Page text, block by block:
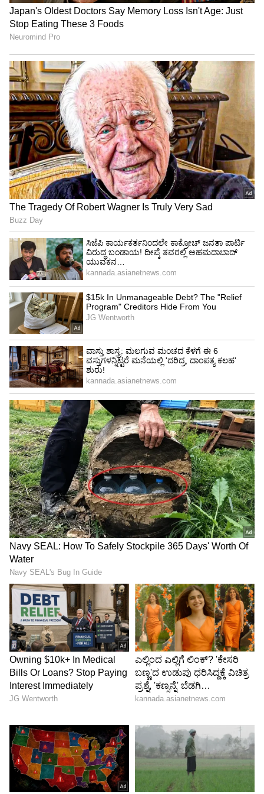
2035ರ ವೇಳೆಗೆ ಗರಿಷ್ಠ ವಿದ್ಯುತ್ ಬೇಡಿಕೆ 38 ಗಿಗಾವ್ಯಾಟ್
(GW) ತಲುಪುವ ನಿರೀಕ್ಷೆಯಿರುವುದರಿಂದ ಇದಕ್ಕೆ ತಕ್ಕಂತೆ
ಉತ್ಪಾದನಾ ಸಾಮರ್ಥ್ಯವನ್ನು ಹೆಚ್ಚಿಸುವ ಯೋಜನೆ ಜೊತೆಗೆ
ಅಗತ್ಯವಾದ ಹಣಕಾಸು ನಕ್ಷೆ (Financing
Roadmap)ಸಿದ್ಧಪಡಿಸಬೇಕು ಎಂದು ಸಲಹೆ ನೀಡಿದರು.
ಮೀಟರ್‌ಗಳು ಹಾಗೂ ವಿದ್ಯುತ್ ವಿತರಣಾ ವ್ಯವಸ್ಥೆಯ
ಆಧುನೀಕರಣಕ್ಕಾಗಿ ಕೇಂದ್ರ ಸರ್ಕಾರದ ನೆರವು ಪಡೆಯುವ
ಉದ್ದೇಶದಿಂದ ಪರಿಷ್ಕೃತ ವಿತರಣಾ ವಲಯ ಯೋಜನೆ
(RDSS) ಯನ್ನು ವೇಗವಾಗಿ ಅನುಷ್ಠಾನಗೊಳಿಸಬೇಕು.
ಸ್ಮಾರ್ಟ್ ಮೀಟರ್‌ಗಳನ್ನು ಪಾರದರ್ಶಕವಾಗಿ ಹಾಗೂ ನಿಗದಿತ
ಸಮಯದಲ್ಲಿ ಅಳವಡಿಸಬೇಕು.
ರಾಜ್ಯದಲ್ಲಿ ವೇಗವಾಗಿ ಹೆಚ್ಚುತ್ತಿರುವ ನವೀಕರಿಸಬಹುದಾದ
ಇಂಧನ ಸಾಮರ್ಥ್ಯವನ್ನು ಸಮರ್ಪಕವಾಗಿ ನಿಭಾಯಿಸಲು
ರಾಜ್ಯದ ವಿದ್ಯುತ್ ಜಾಲ ಮೂಲಸೌಕರ್ಯವನ್ನು ಮತ್ತಷ್ಟು
ಬಲಪಡಿಸಬೇಕು ಎಂದರು. ವಿದ್ಯುತ್ ಪ್ರಸರಣ ಯೋಜನೆಗಳಿಗೆ
ಇರುವ ತಾಂತ್ರಿಕ ಸಮಸ್ಯೆಗಳನ್ನು ಶೀರ್ಘವಾಗಿ
ಬಗೆಹರಿಸಿಕೊಳ್ಳಿ. ಭೂಸ್ವಾಧೀನ, ಹಕ್ಕುಮಾರ್ಗ (Right of
Way) ಹಾಗೂ ಕಾನೂನುಬದ್ಧ ಅನುಮತಿಗಳಿಗೆ ಸಂಬಂಧಿಸಿದ
ಸಮಸ್ಯೆಗಳನ್ನು ಶೀಘ್ರ ಪರಿಹರಿಸಿ ಯೋಜನೆಗಳನ್ನು
ವೇಗಗೊಳಿಸಬೇಕು ಎಂದರು.
"ರಾಜಕೀಯ ಬೇಡ, ಸಿನಿಮಾನೇ ಪ್ರಾಣ":
ಕನಕೋತ್ಸವದಲ್ಲಿ ರಿಷಬ್ ಶೆಟ್ಟಿ | Rishab
Shetty speech | Suvarna News
ಶೇ.50 ರಿಂದ ಶೇ.18 ಕ್ಕೆ TAX ಇಳಿಕೆ: ಮೋದಿ-
ಟ್ರಂಪ್ ಐತಿಹಾಸಿಕ ಒಪ್ಪಂದ | India US
Trade Deal | Party Rounds